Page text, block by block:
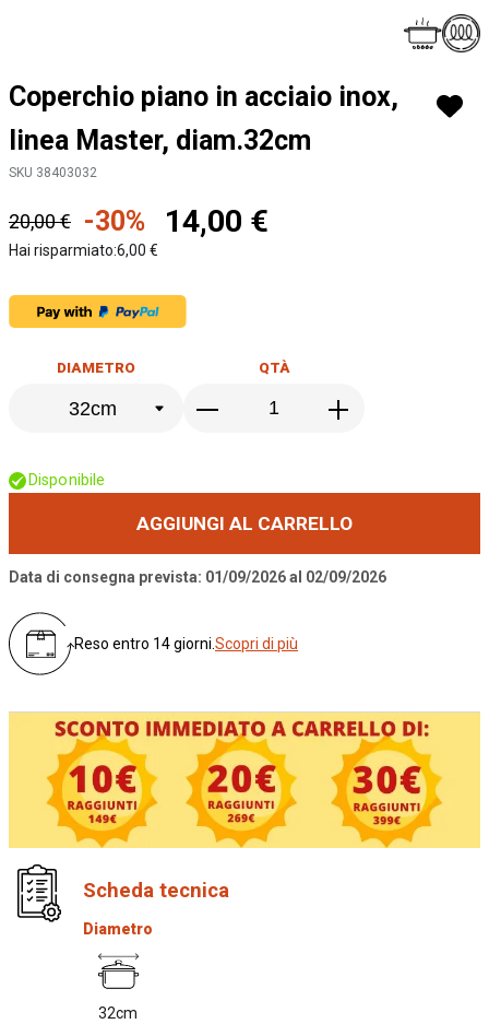
Coperchio piano in acciaio inox,
linea Master, diam.32cm
SKU 38403032
all'inizio
galleria
di
14,00 €
20,00 € -30%
Hai risparmiato:6,00 €
DIAMETRO QTÀ
AGGIUNGI AL CARRELLO
Disponibile
Data di consegna prevista: 01/09/2026 al 02/09/2026
Reso entro 14 giorni.Scopri di più
Scheda tecnica
Diametro
32cm